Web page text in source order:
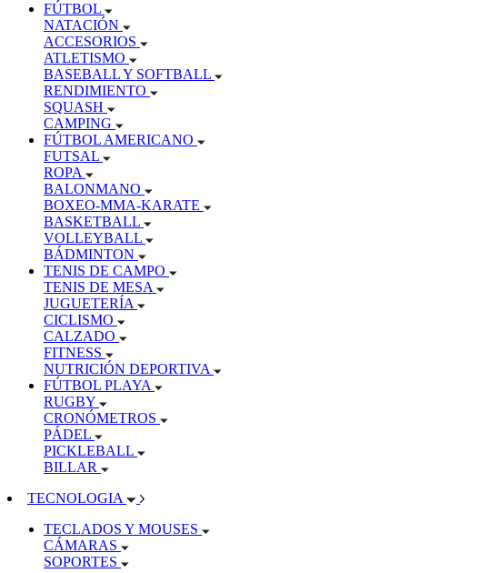
FÚTBOL
NATACIÓN
ACCESORIOS
ATLETISMO
BASEBALL Y SOFTBALL
RENDIMIENTO
SQUASH
CAMPING
FÚTBOL AMERICANO
FUTSAL
ROPA
BALONMANO
BOXEO-MMA-KARATE
BASKETBALL
VOLLEYBALL
BÁDMINTON
TENIS DE CAMPO
TENIS DE MESA
JUGUETERÍA
CICLISMO
CALZADO
FITNESS
NUTRICIÓN DEPORTIVA
FÚTBOL PLAYA
RUGBY
CRONÓMETROS
PÁDEL
PICKLEBALL
BILLAR
TECNOLOGIA
TECLADOS Y MOUSES
CÁMARAS
SOPORTES